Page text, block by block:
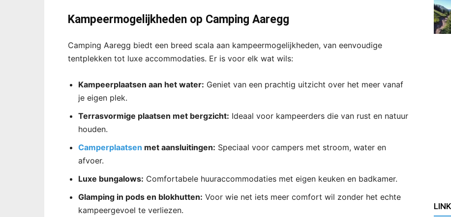
Kampeermogelijkheden op Camping Aaregg
Camping Aaregg biedt een breed scala aan kampeermogelijkheden, van eenvoudige
tentplekken tot luxe accommodaties. Er is voor elk wat wils:
Kampeerplaatsen aan het water: Geniet van een prachtig uitzicht over het meer vanaf
je eigen plek.
Terrasvormige plaatsen met bergzicht: Ideaal voor kampeerders die van rust en natuur
houden.
Camperplaatsen met aansluitingen: Speciaal voor campers met stroom, water en
afvoer.
Luxe bungalows: Comfortabele huuraccommodaties met eigen keuken en badkamer.
Glamping in pods en blokhutten: Voor wie net iets meer comfort wil zonder het echte
kampeergevoel te verliezen.